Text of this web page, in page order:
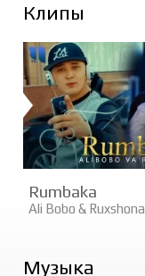
Клипы
Rumbaka
Ali Bobo & Ruxshona
Музыка